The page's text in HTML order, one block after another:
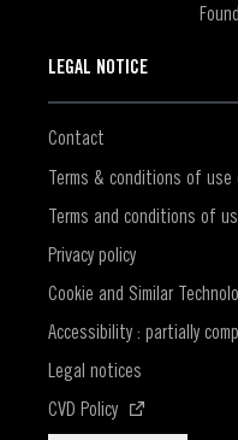
LEGAL NOTICE
Contact
Terms & conditions of
Terms and conditions of
Privacy policy
Cookie and Similar
Accessibility : partially
Legal notices
CVD Policy(Opens in a new